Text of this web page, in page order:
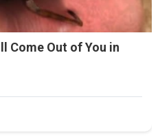
Come Out of You in